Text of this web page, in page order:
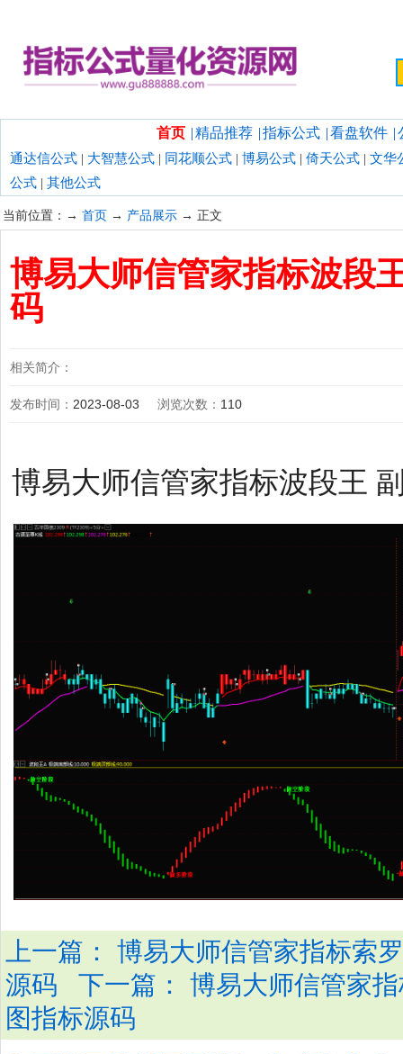
首页 | 精品推荐 | 指标公式 | 看盘软件 |
通达信公式 | 大智慧公式 | 同花顺公式 | 博易公式 | 倚天公式 | 文华
公式 | 其他公式
当前位置：→ 首页 → 产品展示 → 正文
博易大师信管家指标波段
码
相关简介：
发布时间： 2023-08-03 浏览次数： 110
博易大师信管家指标波段王
上一篇： 博易大师信管家指标索
源码
下一篇： 博易大师信管家
图指标源码